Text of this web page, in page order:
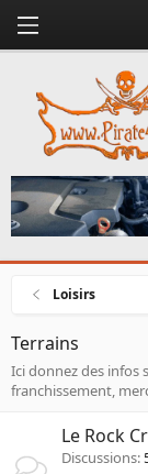
Loisirs
Terrains
Ici donnez des infos
franchissement,
Le Rock
Discussions